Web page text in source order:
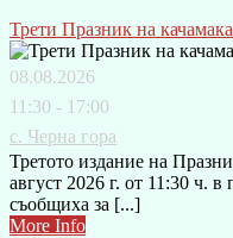
Трети Празник на
08.08.2026
11:30 - 17:00
с. Черна гора
Третото издание на
август 2026 г. от 11:30 ч.
съобщиха за [...]
More Info